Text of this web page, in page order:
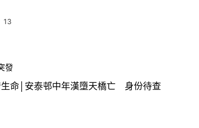
13
發
命│安泰邨中年漢墮天橋亡 身份待查